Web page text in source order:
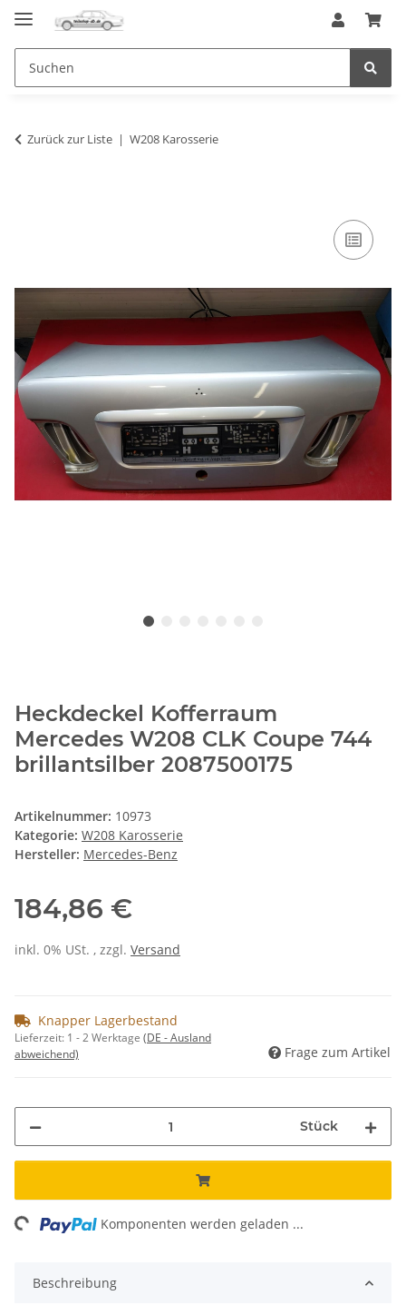
Zurück zur Liste W208 Karosserie
Heckdeckel Kofferraum
Mercedes W208 CLK Coupe 744
brillantsilber 2087500175
Artikelnummer: 10973
Kategorie: W208 Karosserie
Hersteller: Mercedes-Benz
184,86 €
inkl. 0% USt. , zzgl. Versand
Knapper Lagerbestand
Lieferzeit: 1 - 2 Werktage (DE - Ausland
abweichend)
Frage zum Artikel
Stück
Komponenten werden geladen ...
Beschreibung